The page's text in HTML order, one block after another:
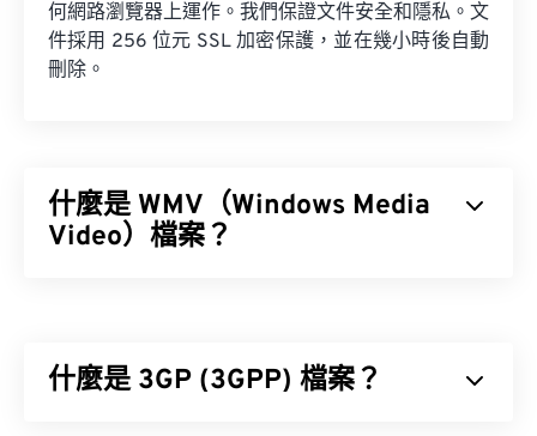
何網路瀏覽器上運作。我們保證文件安全和隱私。文
件採用 256 位元 SSL 加密保護，並在幾小時後自動
刪除。
什麼是 WMV（Windows Media
Video）檔案？
通常封裝在一種名為進階系統格式 (ASF) 的數位容器
什麼是 3GP (3GPP) 檔案？